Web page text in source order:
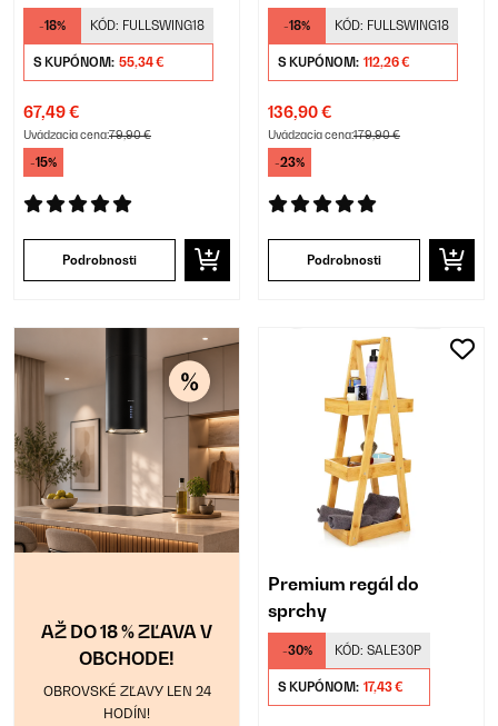
-18% KÓD: FULLSWING18
S KUPÓNOM: 55,34 €
67,49 €
Uvádzacia cena:79,90 €
-15%
Podrobnosti
-18% KÓD: FULLSWING18
S KUPÓNOM: 112,26 €
136,90 €
Uvádzacia cena:179,90 €
-23%
Podrobnosti
AŽ DO 18 % ZĽAVA V
OBCHODE!
OBROVSKÉ ZĽAVY LEN 24
HODÍN!
Premium regál do
sprchy
-30% KÓD: SALE30P
S KUPÓNOM: 17,43 €